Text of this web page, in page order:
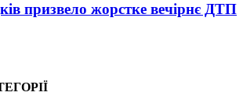
призвело жорстке вечірнє ДТП